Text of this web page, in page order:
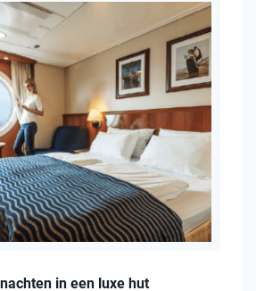
in een luxe hut